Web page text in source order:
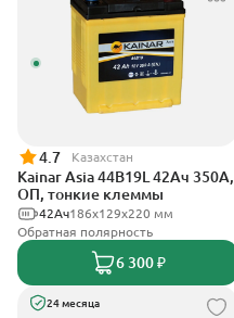
4.7 Казахстан
Kainar Asia 44B19L 42Ач 350А,
ОП, тонкие клеммы
186х129х220 мм
42Ач
Обратная полярность
6 300 ₽
24 месяца